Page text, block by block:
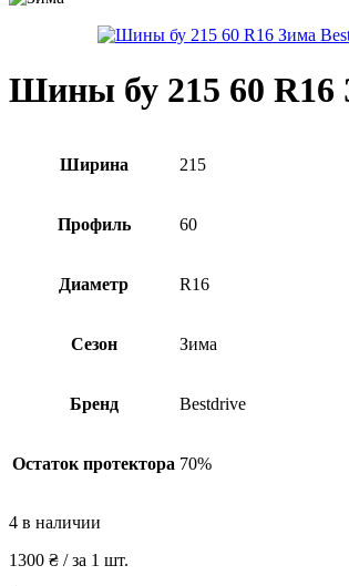
Шины бу 215 60 R16
Ширина 215
Профиль 60
Диаметр R16
Сезон Зима
Бренд Bestdrive
Остаток протектора 70%
4 в наличии
1300 ₴ / за 1 шт.